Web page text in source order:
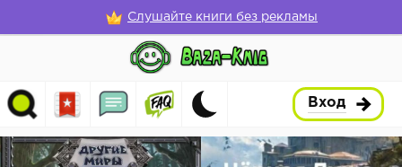
Слушайте книги без рекламы
Вход